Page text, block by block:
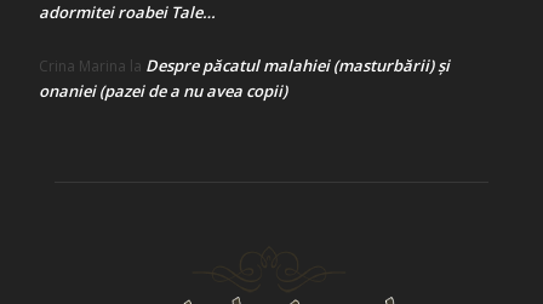
adormitei roabei Tale…
Crina Marina la Despre păcatul malahiei (masturbării) şi
onaniei (pazei de a nu avea copii)